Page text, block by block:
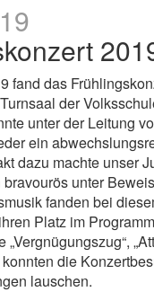
fand das
der
unter der Leitung
ein
dazu machte unser
unter
fanden bei
Platz im
die
lauschen.